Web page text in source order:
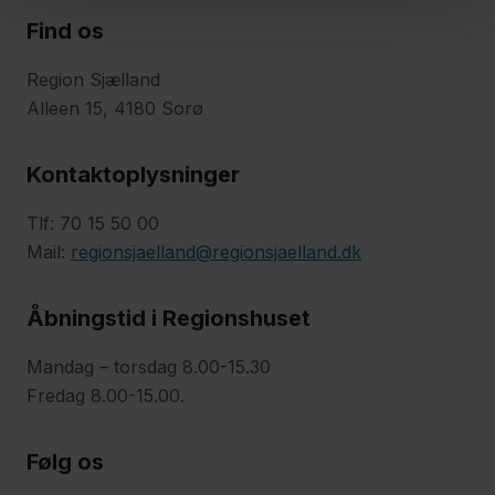
Pårørendesamarbejde
Respirationsbehandling
Sterilisation,
fosterreduktion
Sundhedsydelser:
Sådan er du
Find os
Region Sjælland
Alleen 15, 4180 Sorø
Kontaktoplysninger
Tlf: 70 15 50 00
Mail: regionsjaelland@regionsjaelland.dk
Åbningstid i Regionshuset
Mandag – torsdag 8.00-15.30
Fredag 8.00-15.00.
Følg os